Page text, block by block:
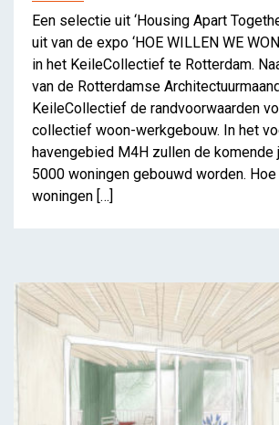
Innovatieve
Een selectie uit ‘Housing Apart
uit van de expo ‘HOE WILLEN WE
in het KeileCollectief te Rotterdam.
van de Rotterdamse
KeileCollectief de randvoorwaarden
collectief woon-werkgebouw. In het
havengebied M4H zullen de komende
5000 woningen gebouwd worden.
woningen […]